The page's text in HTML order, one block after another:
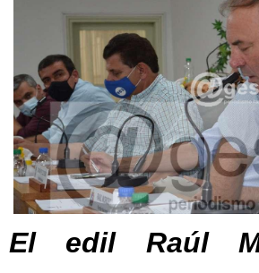
El edil Raúl